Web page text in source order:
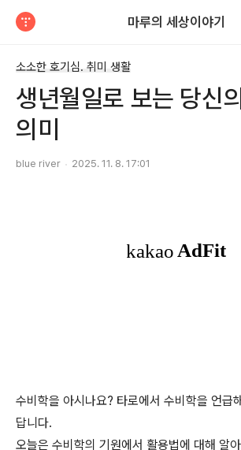
마루의 세상이야기
소소한 호기심. 취미 생활
생년월일로 보는 당신
의미
blue river 2025. 11. 8. 17:01
수비학을 아시나요? 타로에서 수비학을 언급
답니다.
오늘은 수비학의 기원에서 활용법에 대해 알